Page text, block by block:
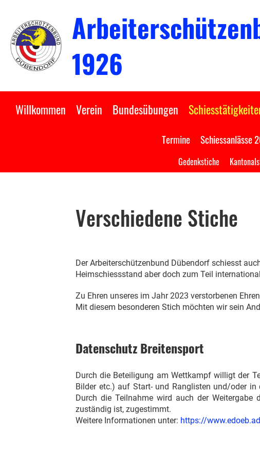
1926
Willkommen Verein Bundesübungen
Termine Schiessanlässe
Gedenkstiche
Verschiedene Stiche
Der Arbeiterschützenbund Dübendorf schiesst
Heimschiessstand aber doch zum Teil
Zu Ehren unseres im Jahr 2023 verstorbenen
Mit diesem besonderen Stich möchten wir sein
Datenschutz Breitensport
Durch die Beteiligung am Wettkampf willigt der
Bilder etc.) auf Start- und Ranglisten und/oder
Durch die Teilnahme wird auch der Weitergabe
zuständig ist, zugestimmt.
Weitere Informationen unter: https://